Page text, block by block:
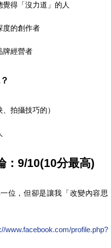
得「沒力道」的人
度的創作者
牌經營者
拍攝技巧的）
：9/10(10分最高)
位，但卻是讓我「改變內容思
www.facebook.com/profile.php?